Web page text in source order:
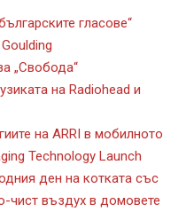
гласове“
„Свобода“
на Radiohead и
на ARRI в мобилното
Technology Launch
ден на котката със
чист въздух в домовете